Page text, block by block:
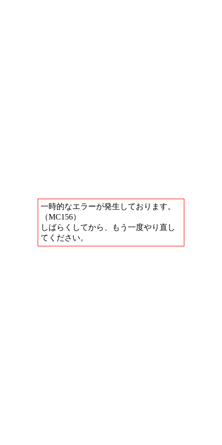
一時的なエラーが発生しております。
（MC156）
しばらくしてから、もう一度やり直し
てください。